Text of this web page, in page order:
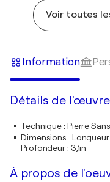
Voir toutes
Information
Détails de l'œuvre
Technique: Pierre
Dimensions : Longueur
Profondeur : 3,1in
À propos de